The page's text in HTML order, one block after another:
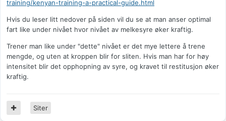
training/kenyan-training-a-practical-guide.html
Hvis du leser litt nedover på siden vil du se at man anser optimal
fart like under nivået hvor nivået av melkesyre øker kraftig.
Trener man like under "dette" nivået er det mye lettere å trene
mengde, og uten at kroppen blir for sliten. Hvis man har for høy
intensitet blir det opphopning av syre, og kravet til restitusjon øker
kraftig.
Siter